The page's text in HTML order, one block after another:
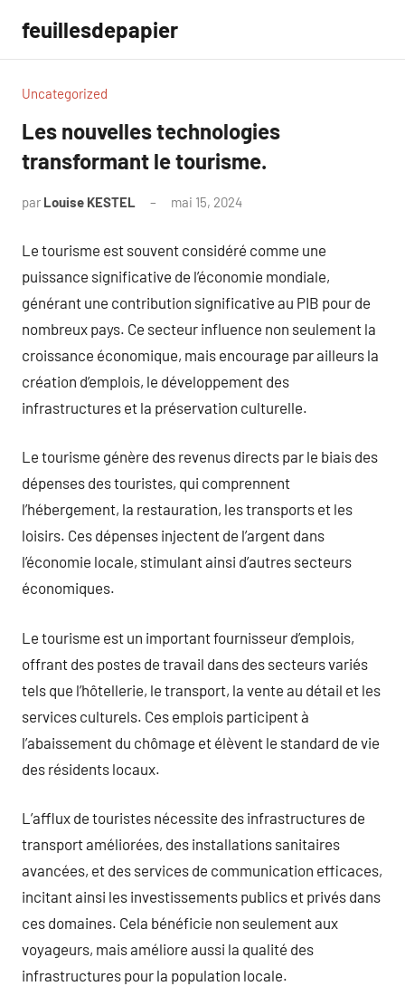
contenu
feuillesdepapier
Uncategorized
Les nouvelles technologies
transformant le tourisme.
par Louise KESTEL mai 15, 2024
Le tourisme est souvent considéré comme une
puissance significative de l’économie mondiale,
générant une contribution significative au PIB pour de
nombreux pays. Ce secteur influence non seulement la
croissance économique, mais encourage par ailleurs la
création d’emplois, le développement des
infrastructures et la préservation culturelle.
Le tourisme génère des revenus directs par le biais des
dépenses des touristes, qui comprennent
l’hébergement, la restauration, les transports et les
loisirs. Ces dépenses injectent de l’argent dans
l’économie locale, stimulant ainsi d’autres secteurs
économiques.
Le tourisme est un important fournisseur d’emplois,
offrant des postes de travail dans des secteurs variés
tels que l’hôtellerie, le transport, la vente au détail et les
services culturels. Ces emplois participent à
l’abaissement du chômage et élèvent le standard de vie
des résidents locaux.
L’afflux de touristes nécessite des infrastructures de
transport améliorées, des installations sanitaires
avancées, et des services de communication efficaces,
incitant ainsi les investissements publics et privés dans
ces domaines. Cela bénéficie non seulement aux
voyageurs, mais améliore aussi la qualité des
infrastructures pour la population locale.